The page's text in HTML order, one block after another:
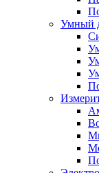
Умный